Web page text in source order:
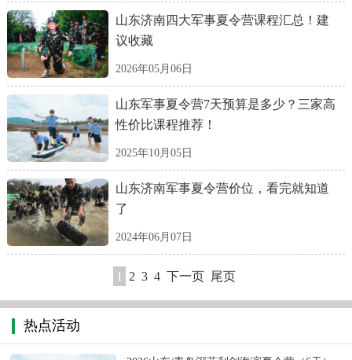
山东济南四大军事夏令营课程汇总！建
议收藏
2026年05月06日
山东军事夏令营7天预算是多少？三家高
性价比课程推荐！
2025年10月05日
山东济南军事夏令营价位，看完就知道
了
2024年06月07日
1 2 3 4 下一页 尾页
热点活动